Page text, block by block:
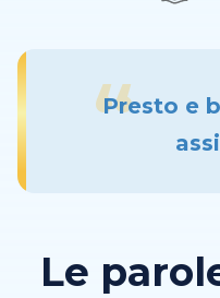
Presto e
Le